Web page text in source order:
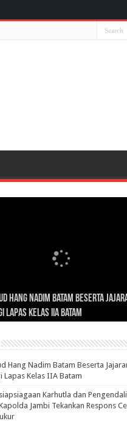
Hang Nadim Batam Beserta
Lapas Kelas IIA Batam
dan Reses Komite I DPD RI di
Sinergitas Penanganan
Pembentukan Karakter Generasi
Agar Bisa Layani
Ratu Wangsa, Wanita Berkelas
Internasional
Hang Nadim Batam Beserta
Lapas Kelas IIA Batam
Karhutla dan
Jambi Tekankan Respons